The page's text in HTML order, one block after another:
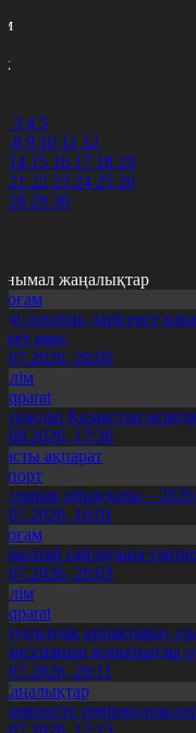
3 4 5
8 9 10 11 12
14 15 16 17 18 19
21 22 23 24 25 26
28 29 30
жаңалықтар
салалық дәрігерге
емес
20:05
Қазақстан
17:30
ақпарат
ойындары –
10:01
сайлауына
20:03
ұрпақтары»
қорытынды
20:11